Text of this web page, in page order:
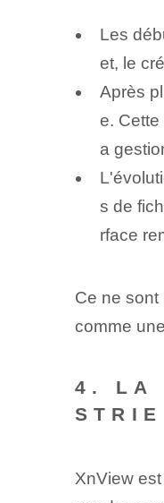
Les
et, le
Après
e.
a
s de
rface
Ce ne sont
comme
4. LA
XnView